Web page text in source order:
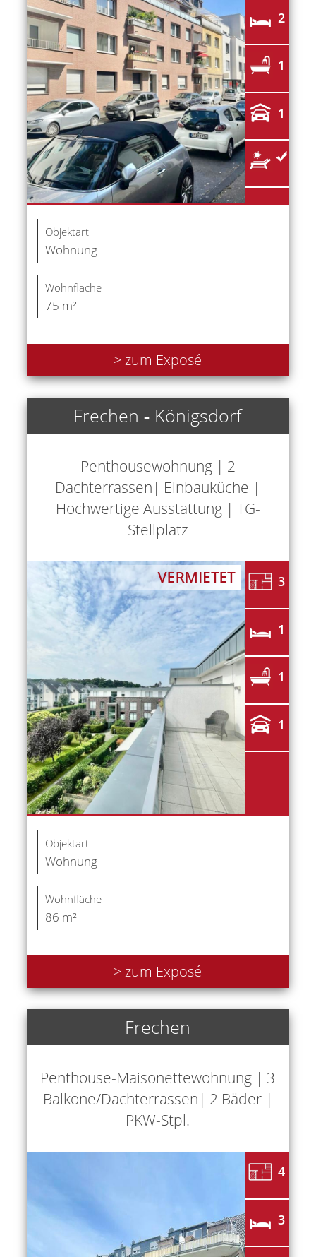
2
1
1
Objektart
Wohnung
Wohnfläche
75 m²
> zum Exposé
Frechen - Königsdorf
Penthousewohnung | 2
Dachterrassen| Einbauküche |
Hochwertige Ausstattung | TG-
Stellplatz
3
1
1
1
Objektart
Wohnung
Wohnfläche
86 m²
> zum Exposé
Frechen
Penthouse-Maisonettewohnung | 3
Balkone/Dachterrassen| 2 Bäder |
PKW-Stpl.
4
3